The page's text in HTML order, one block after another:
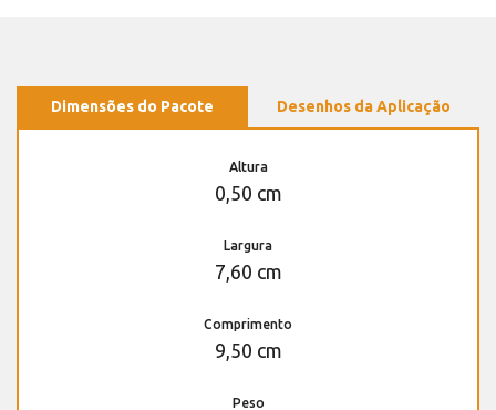
Dimensões do Pacote Desenhos da Aplicação
Altura
0,50 cm
Largura
7,60 cm
Comprimento
9,50 cm
Peso